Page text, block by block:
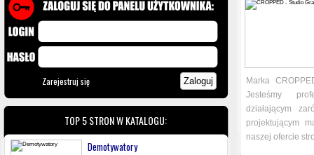
Zarejestruj się
TOP 5 STRON W KATALOGU:
Demotywatory
Marka
Jesteśmy
działającym
projektującym
naszej ofercie